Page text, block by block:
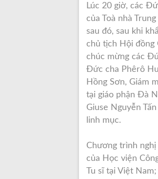
Lúc 20 giờ, các
của Toà nhà
sau đó, sau khi
chủ tịch Hội đồng
chúc mừng các
Đức cha Phêrô
Hồng Sơn, Giám
tại giáo phận Đà
Giuse Nguyễn
linh mục.
Chương trình
của Học viện
Tu sĩ tại Việt